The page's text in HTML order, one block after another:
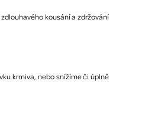
kousání a zdržování
krmiva, nebo snížíme či úplně